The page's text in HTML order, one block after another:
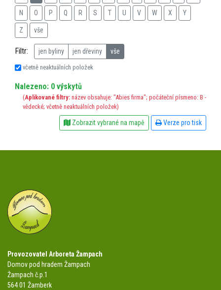
N O P Q R S T U V W X Y
Z vše
Filtr: jen byliny jen dřeviny vše
včetně neaktuálních položek
Nalezeno: 0 výskytů
(Aplikované filtry: název obsahuje: "Abies firma"; počáteční písmeno: B -
vědecké; včetně neaktuálních položek)
Zobrazit vybrané na mapě Verze pro tisk
Provozovatel Arboreta Žampach
Domov pod hradem Žampach
Žampach č.p.1
564 01 Žamberk